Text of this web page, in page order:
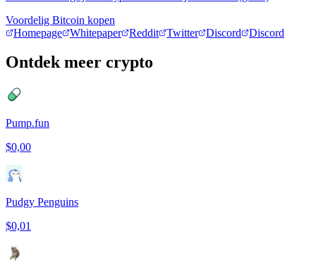
Voordelig Bitcoin kopen
Homepage
Whitepaper Reddit Twitter Discord Discord
Ontdek meer crypto
Pump.fun
$0,00
Pudgy Penguins
$0,01